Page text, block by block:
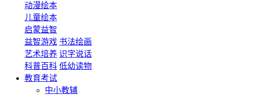
动漫绘本
儿童绘本
启蒙益智
益智游戏 书法绘画
艺术培养 识字说话
科普百科 低幼读物
教育考试
中小教辅